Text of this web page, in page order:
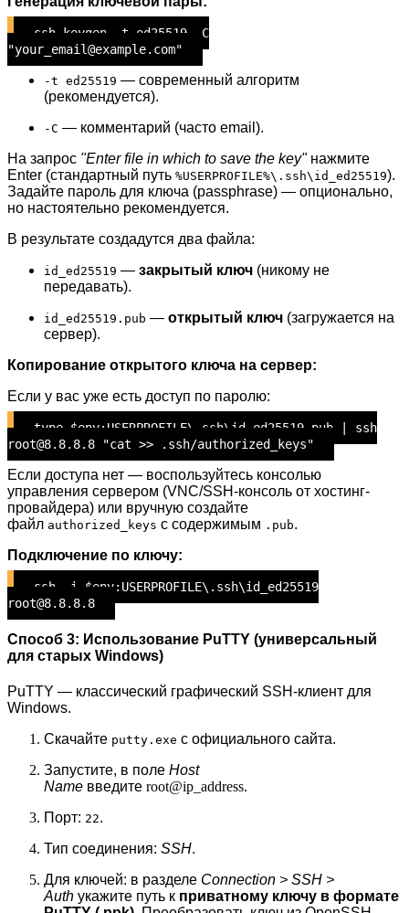
ssh-keygen -t ed25519 -C
"your_email@example.com"
-t ed25519 — современный алгоритм
(рекомендуется).
-C — комментарий (часто email).
На запрос "Enter file in which to save the key"нажмите
Enter (стандартный путь %USERPROFILE%\.ssh\id_ed25519).
Задайте пароль для ключа (passphrase) — опционально,
но настоятельно рекомендуется.
В результате создадутся два файла:
id_ed25519 — закрытый ключ (никому не
передавать).
id_ed25519.pub — открытый ключ (загружается на
сервер).
Копирование открытого ключа на сервер:
Если у вас уже есть доступ по паролю:
type $env:USERPROFILE\.ssh\id_ed25519.pub | ssh
root@8.8.8.8 "cat >> .ssh/authorized_keys"
Если доступа нет — воспользуйтесь консолью
управления сервером (VNC/SSH-консоль от хостинг-
провайдера) или вручную создайте
файл authorized_keys с содержимым .pub.
Подключение по ключу:
ssh -i $env:USERPROFILE\.ssh\id_ed25519
root@8.8.8.8
Способ 3: Использование PuTTY (универсальный
для старых Windows)
PuTTY — классический графический SSH-клиент для
Windows.
Скачайте putty.exe с официального сайта.
Запустите, в поле Host
Name введите root@ip_address.
Порт: 22.
Тип соединения: SSH.
Для ключей: в разделе Connection > SSH >
Auth укажите путь к приватному ключу в формате